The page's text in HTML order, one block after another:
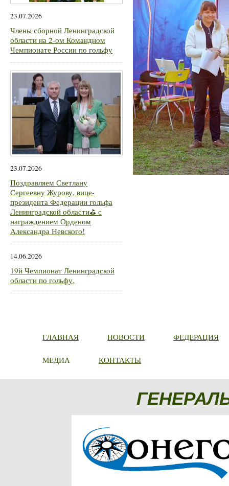
23.07.2026
Члены сборной Ленинградской
области на 2-ом Командном
Чемпионате России по гольфу
23.07.2026
Поздравляем Светлану
Сергеевну Журову, вице-
президента Федерации гольфа
Ленинградской области⛳ с
награждением Орденом
Александра Невского!
14.06.2026
19й Чемпионат Ленинградской
области по гольфу.
ГЛАВНАЯ НОВОСТИ ФЕДЕРАЦИЯ
МЕДИА КОНТАКТЫ